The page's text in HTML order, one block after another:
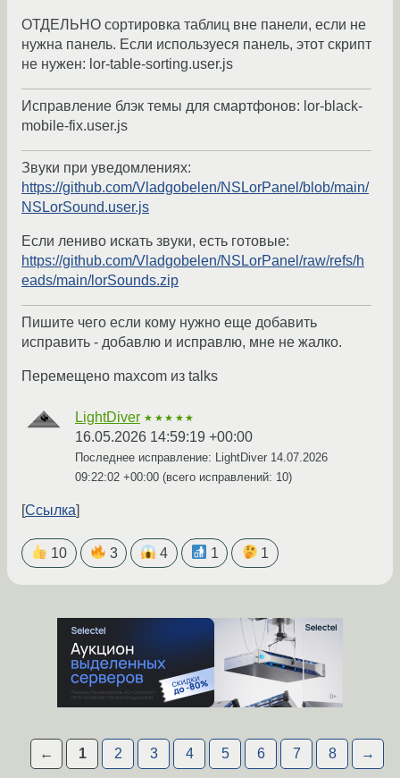
ОТДЕЛЬНО сортировка таблиц вне панели, если не
нужна панель. Если используеся панель, этот скрипт
не нужен: lor-table-sorting.user.js
Исправление блэк темы для смартфонов: lor-black-
mobile-fix.user.js
Звуки при уведомлениях:
https://github.com/Vladgobelen/NSLorPanel/blob/main/
NSLorSound.user.js
Если лениво искать звуки, есть готовые:
https://github.com/Vladgobelen/NSLorPanel/raw/refs/h
eads/main/lorSounds.zip
Пишите чего если кому нужно еще добавить
исправить - добавлю и исправлю, мне не жалко.
Перемещено maxcom из talks
LightDiver ★★★★★
16.05.2026 14:59:19 +00:00
Последнее исправление: LightDiver 14.07.2026
09:22:02 +00:00 (всего исправлений: 10)
Ссылка
10 3 4 1 1
← 1 2 3 4 5 6 7 8 →